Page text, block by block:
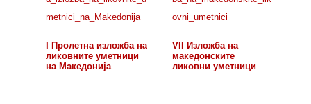
I Пролетна изложба на
ликовните уметници
на Македонија
VII Изложба на
македонските
ликовни уметници